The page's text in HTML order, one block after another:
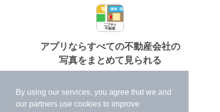
By using our services, you agree that we and
our partners use cookies to improve
アプリならすべての不動産会社の
写真をまとめて見られる
✔️
高速表示で似た物件も見つけやすい
✔️
便利な通知機能も充実
個人情報保護ポリシー 利用規約